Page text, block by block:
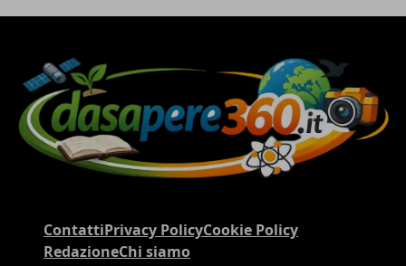
ContattiPrivacy PolicyCookie Policy
RedazioneChi siamo